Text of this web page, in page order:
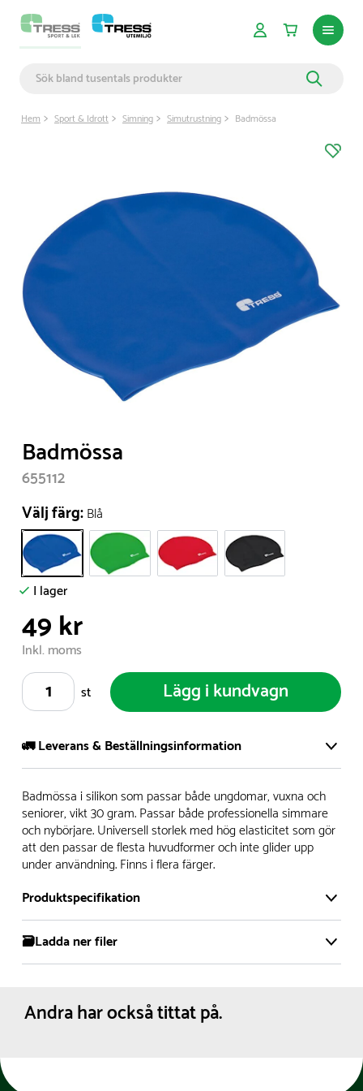
Hem Sport & Idrott Simning Simutrustning Badmössa
1
of
1
Badmössa
655112
Välj färg:Blå
I lager
49 kr
Inkl. moms
st
Lägg i kundvagn
🚛 Leverans & Beställningsinformation
Vi har ett stort och modernt lager på över 8.000 kvm och
lagerhåller över 5.000 olika produkter för omgående
leverans. Vi har över 98% på lager av vårt sortiment, alltid.
- Leveranstiden på lagervaror är normalt
- Leveranstiden på specialvaror & beställningsvaror varierar,
kontakta oss för mer info
- Skulle en produkt ta slut på lager så informerar vi om
detta om det medför en leverans som är längre än 2
Vi gör allt vi kan för att leveranserna ska ha så lite
Badmössa i silikon som passar både ungdomar, vuxna och
seniorer, vikt 30 gram. Passar både professionella simmare
och nybörjare. Universell storlek med hög elasticitet som gör
att den passar de flesta huvudformer och inte glider upp
under användning. Finns i flera färger.
Produktspecifikation
Material:
Färg: Blå
21 cm
Nettovikt: 0.058 kg
🗃️Ladda ner filer
Andra har också tittat på.